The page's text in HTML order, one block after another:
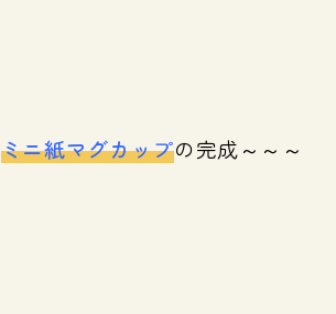
ミニ紙マグカップの完成～～～